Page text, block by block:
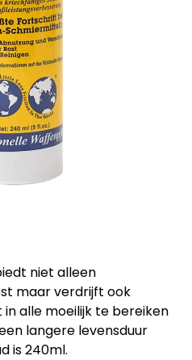
niet alleen
maar verdrijft ook
alle moeilijk te bereiken
langere levensduur
is 240ml.